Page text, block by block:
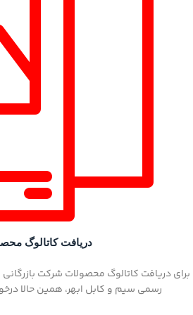
دریافت کاتالوگ
برای دریافت کاتالوگ محصولات شرکت
رسمی سیم و کابل ابهر، همین حالا